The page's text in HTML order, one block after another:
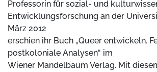
Professorin für sozial- und
Entwicklungsforschung an der
März 2012
erschien ihr Buch „Queer entwickeln.
postkoloniale Analysen“ im
Wiener Mandelbaum Verlag. Mit